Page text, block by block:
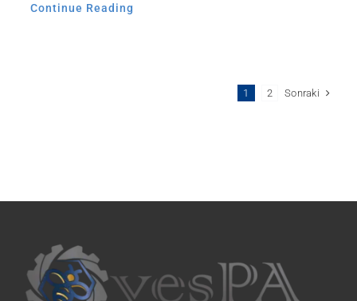
Continue Reading
1 2 Sonraki